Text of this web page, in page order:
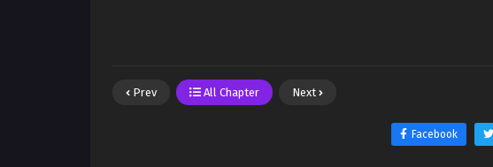
Prev All Chapter Next
Facebook